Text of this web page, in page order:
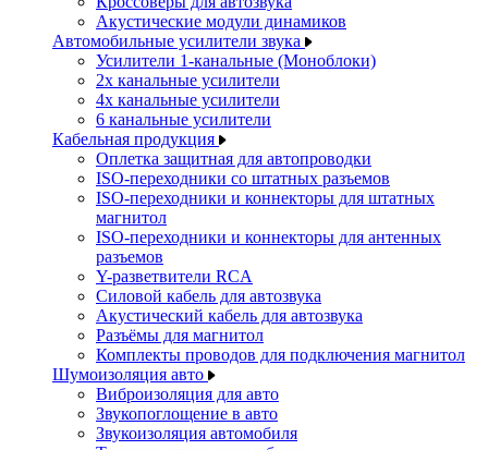
Акустические модули динамиков
Автомобильные усилители звука
Усилители 1-канальные (Моноблоки)
2х канальные усилители
4х канальные усилители
6 канальные усилители
Кабельная продукция
Оплетка защитная для автопроводки
ISO-переходники со штатных разъемов
ISO-переходники и коннекторы для штатных
магнитол
ISO-переходники и коннекторы для антенных
разъемов
Y-разветвители RCA
Силовой кабель для автозвука
Акустический кабель для автозвука
Разъёмы для магнитол
Комплекты проводов для подключения магнитол
Шумоизоляция авто
Виброизоляция для авто
Звукопоглощение в авто
Звукоизоляция автомобиля